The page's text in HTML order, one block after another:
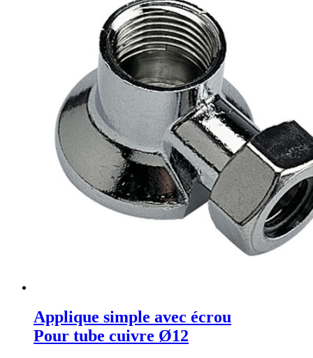
Applique simple avec écrou
Pour tube cuivre Ø12